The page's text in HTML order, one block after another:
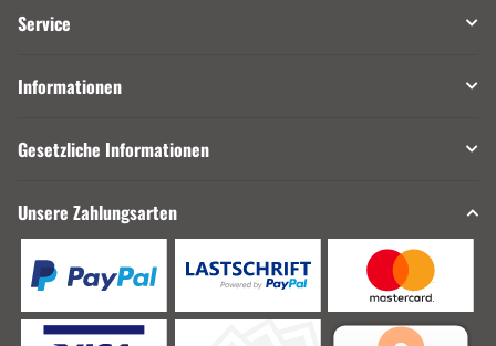
Service
Informationen
Gesetzliche Informationen
Unsere Zahlungsarten